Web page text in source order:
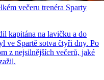
večeru trenéra Sparty
kapitána na lavičku a do
ve Spartě sotva čtyři dny. Po
z nejsilnějších večerů, jaké